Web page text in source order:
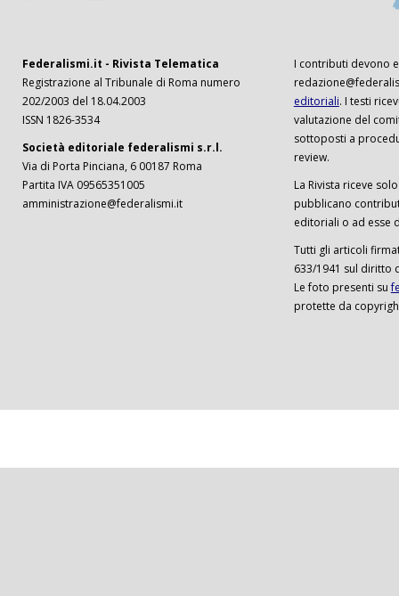
Federalismi.it - Rivista Telematica
Registrazione al Tribunale di Roma numero
202/2003 del 18.04.2003
ISSN 1826-3534
Società editoriale federalismi s.r.l.
Via di Porta Pinciana, 6 00187 Roma
Partita IVA 09565351005
amministrazione@federalismi.it
I contributi devono
editoriali. I testi
valutazione del
sottoposti a
review.
La Rivista riceve
pubblicano
editoriali o ad esse
Tutti gli articoli
633/1941 sul diritto
Le foto presenti su
protette da